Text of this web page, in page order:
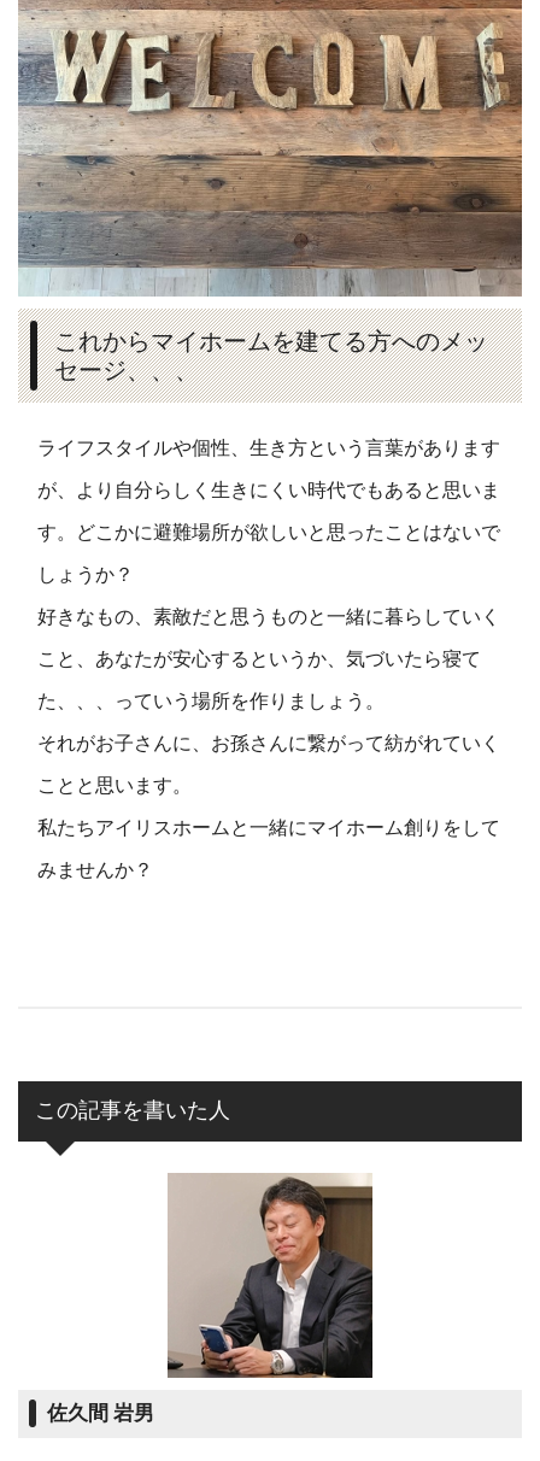
これからマイホームを建てる方へのメッ
セージ、、、
ライフスタイルや個性、生き方という言葉があります
が、より自分らしく生きにくい時代でもあると思いま
す。どこかに避難場所が欲しいと思ったことはないで
しょうか？
好きなもの、素敵だと思うものと一緒に暮らしていく
こと、あなたが安心するというか、気づいたら寝て
た、、、っていう場所を作りましょう。
それがお子さんに、お孫さんに繋がって紡がれていく
ことと思います。
私たちアイリスホームと一緒にマイホーム創りをして
みませんか？
この記事を書いた人
佐久間 岩男